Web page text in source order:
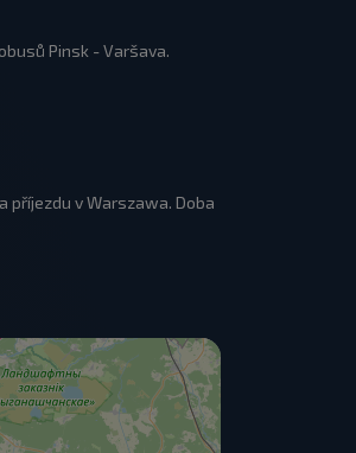
Pinsk - Varšava.
příjezdu v Warszawa. Doba